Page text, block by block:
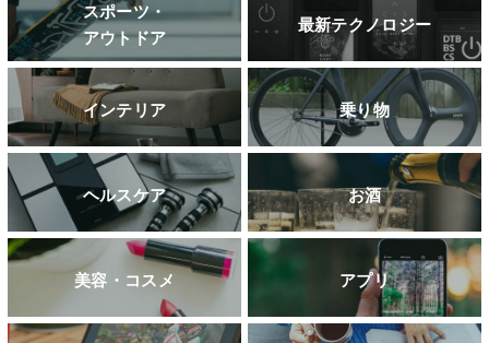
スポーツ・
アウトドア
最新テクノロジー
インテリア 乗り物
ヘルスケア お酒
美容・コスメ アプリ